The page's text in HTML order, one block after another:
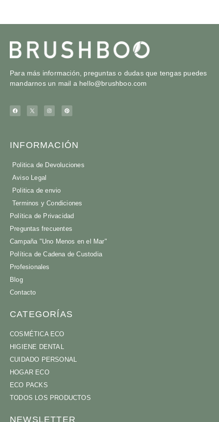
Para más información, preguntas o dudas que tengas puedes
mandarnos un mail a hello@brushboo.com
INFORMACIÓN
Politica de Devoluciones
Aviso Legal
Politica de envio
Terminos y Condiciones
Política de Privacidad
Preguntas frecuentes
Campaña "Uno Menos en el Mar"
Política de Cadena de Custodia
Profesionales
Blog
Contacto
CATEGORÍAS
COSMÉTICA ECO
HIGIENE DENTAL
CUIDADO PERSONAL
HOGAR ECO
ECO PACKS
TODOS LOS PRODUCTOS
NEWSLETTER